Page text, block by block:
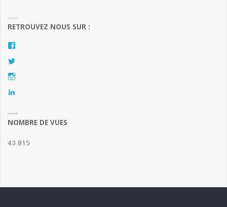
RETROUVEZ NOUS SUR :
Facebook
Twitter
Instagram
NOMBRE DE VUES
43 815